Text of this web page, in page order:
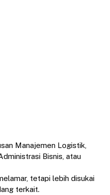
Manajemen Logistik,
Bisnis, atau
tetapi lebih disukai
terkait.